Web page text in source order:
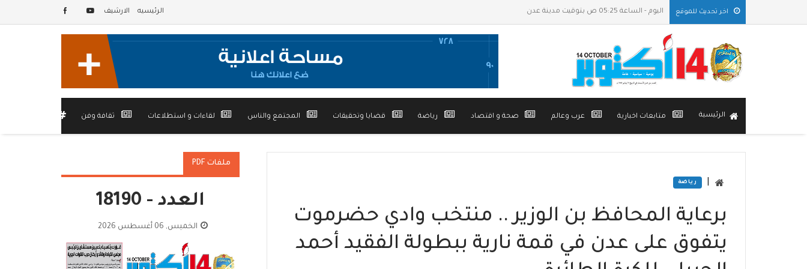
اخر تحديث للموقع اليوم - الساعة 05:25 ص بتوقيت مدينة عدن الرئيسيه الارشيف
الرئيسية متابعات اخبارية عرب وعالم صحة و اقتصاد رياضة قضايا وتحقيقات المجتمع والناس لقاءات و استطلاعات ثقافة وفن
رياضة
برعاية المحافظ بن الوزير .. منتخب وادي حضرموت
يتفوق على عدن في قمة نارية ببطولة الفقيد أحمد
ملفات PDF
العدد - 18190
الخميس, 06 أغسطس 2026